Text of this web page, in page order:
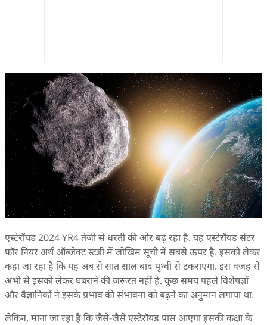
एस्टेरॉयड 2024 YR4 तेजी से धरती की ओर बढ़ रहा है. यह एस्टेरॉयड सेंटर
फॉर नियर अर्थ ऑब्जेक्ट स्टडी में जोखिम सूची में सबसे ऊपर है. इसको लेकर
कहा जा रहा है कि यह अब से सात साल बाद पृथ्वी से टकराएगा. इस वजह से
अभी से इसको लेकर घबराने की जरूरत नहीं है. कुछ समय पहले विशेषज्ञों
और वैज्ञानिकों ने इसके प्रभाव की संभावना को बढ़ने का अनुमान लगाया था.
लेकिन, माना जा रहा है कि जैसे-जैसे एस्टेरॉयड पास आएगा इसकी कक्षा के